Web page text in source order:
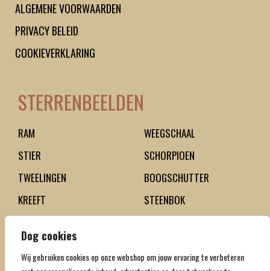
Dog cookies
Wij gebruiken cookies op onze webshop om jouw ervaring te verbeteren
ALGEMENE VOORWAARDEN
PRIVACY BELEID
COOKIEVERKLARING
STERRENBEELDEN
RAM
STIER
TWEELINGEN
KREEFT
MAAGD
WEEGSCHAAL
SCHORPIOEN
BOOGSCHUTTER
STEENBOK